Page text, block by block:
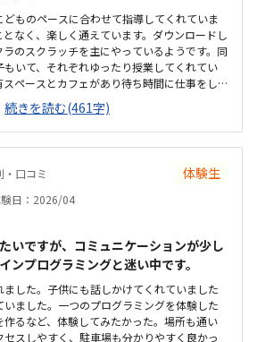
ものペースに合わせて指導してくれていま
なく、楽しく通えています。ダウンロードし
のスクラッチを主にやっているようです。同
もいて、それぞれゆったり授業してくれてい
ペースとカフェがあり待ち時間に仕事をし
ます。駐輪場もあるのですが、車の出入りが
がレンタルオフィスの一角のような場所にあ
かつ殺風景な印象です。パソコンの購入or
で続けないともったいないなと思います
すが、つめこまれており子供も飽きずに取り
だいすきなので、毎回ゲーム感覚で楽しみ
おだやかで、こどもにあっていそうです。雨
がしにくい。様子はこどもから聞くしかな
ると嬉しいなと思います。
続きを読む(461字)
・口コミ 体験生
日：2026/04
いですが、コミュニケーションが少し
ンプログラミングと迷い中です。
した。子供にも話しかけてくれていました
ました。一つのプログラミングを体験した
るなど、体験してみたかった。場所も通い
スしやすく、駐車場も分かりやすく良かっ